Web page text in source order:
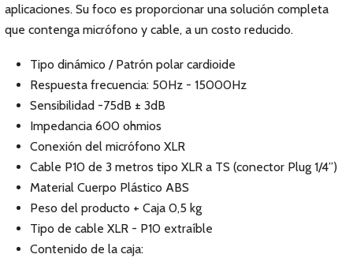
aplicaciones. Su foco es proporcionar una solución completa
que contenga micrófono y cable, a un costo reducido.
Tipo dinámico / Patrón polar cardioide
Respuesta frecuencia: 50Hz - 15000Hz
Sensibilidad -75dB ± 3dB
Impedancia 600 ohmios
Conexión del micrófono XLR
Cable P10 de 3 metros tipo XLR a TS (conector Plug 1/4”)
Material Cuerpo Plástico ABS
Peso del producto + Caja 0,5 kg
Tipo de cable XLR - P10 extraíble
Contenido de la caja: